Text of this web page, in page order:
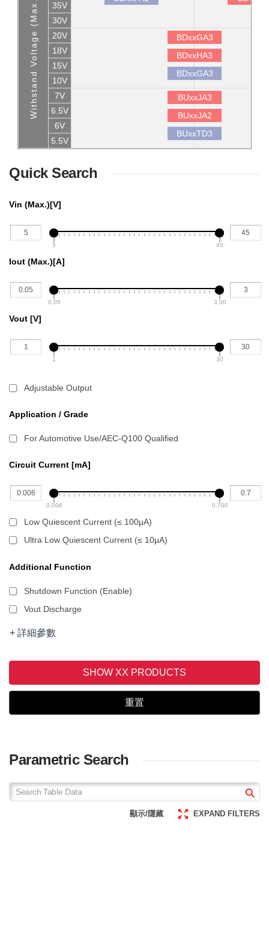
Withstand Voltage (Max.)
35V
30V
20V
BDxxGA3
BDxxHA3
BDxxGA3
18V
15V
10V
7V
BUxxJA3
BUxxJA2
BUxxTD3
6.5V
6V
5.5V
Quick Search
Vin (Max.)[V]
5 45
Iout (Max.)[A]
0.05 3.00
Vout [V]
1 30
Adjustable Output
Application / Grade
For Automotive Use/AEC-Q100 Qualified
Circuit Current [mA]
0.006 0.700
Low Quiescent Current (≤ 100μA)
Ultra Low Quiescent Current (≤ 10μA)
Additional Function
Shutdown Function (Enable)
Vout Discharge
Thermal Shut-down
Over Voltage Protection
+ 詳細參數
SHOW XX PRODUCTS
重置
Parametric Search
顯示/隱藏 EXPAND FILTERS